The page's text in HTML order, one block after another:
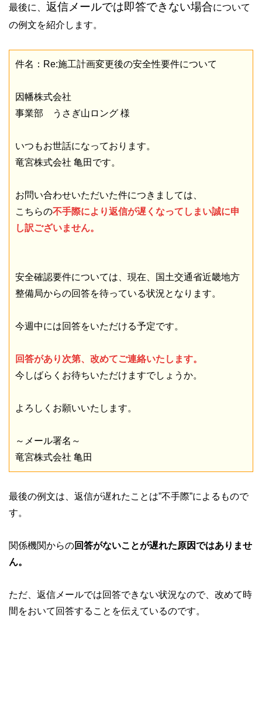
最後に、 返信メールでは即答できない場合について
の例文を紹介します。
件名：Re:施工計画変更後の安全性要件について
因幡株式会社
事業部 うさぎ山ロング 様
いつもお世話になっております。
竜宮株式会社 亀田です。
お問い合わせいただいた件につきましては、
こちらの不手際により返信が遅くなってしまい誠に申
し訳ございません。
安全確認要件については、現在、国土交通省近畿地方
整備局からの回答を待っている状況となります。
今週中には回答をいただける予定です。
回答があり次第、改めてご連絡いたします。
今しばらくお待ちいただけますでしょうか。
よろしくお願いいたします。
～メール署名～
竜宮株式会社 亀田
最後の例文は、返信が遅れたことは”不手際”によるもので
す。
関係機関からの回答がないことが遅れた原因ではありませ
ん。
ただ、返信メールでは回答できない状況なので、改めて時
間をおいて回答することを伝えているのです。